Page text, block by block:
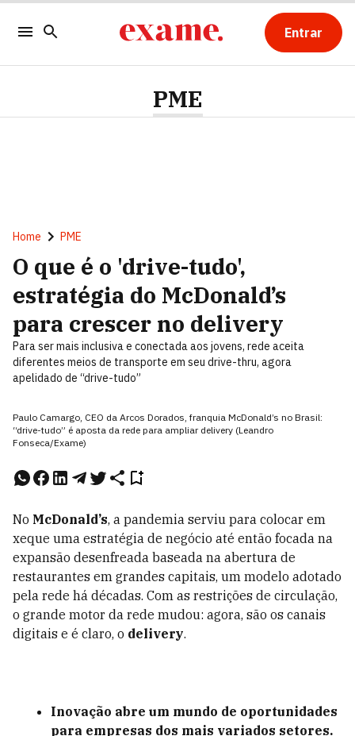
Entrar
PME
Home PME
O que é o 'drive-tudo',
estratégia do McDonald’s
para crescer no delivery
Para ser mais inclusiva e conectada aos jovens, rede aceita
diferentes meios de transporte em seu drive-thru, agora
apelidado de “drive-tudo”
Paulo Camargo, CEO da Arcos Dorados, franquia McDonald’s no Brasil:
“drive-tudo” é aposta da rede para ampliar delivery (Leandro
Fonseca/Exame)
No McDonald’s, a pandemia serviu para colocar em
xeque uma estratégia de negócio até então focada na
expansão desenfreada baseada na abertura de
restaurantes em grandes capitais, um modelo adotado
pela rede há décadas. Com as restrições de circulação,
o grande motor da rede mudou: agora, são os canais
digitais e é claro, o delivery.
Inovação abre um mundo de oportunidades
para empresas dos mais variados setores.